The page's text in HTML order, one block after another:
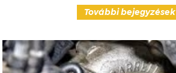
További bejegyzések